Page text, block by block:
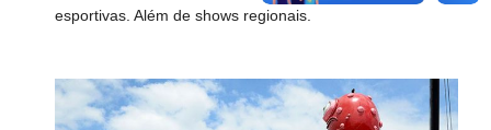
esportivas. Além de shows regionais.